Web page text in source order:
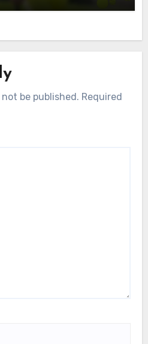
be published. Required